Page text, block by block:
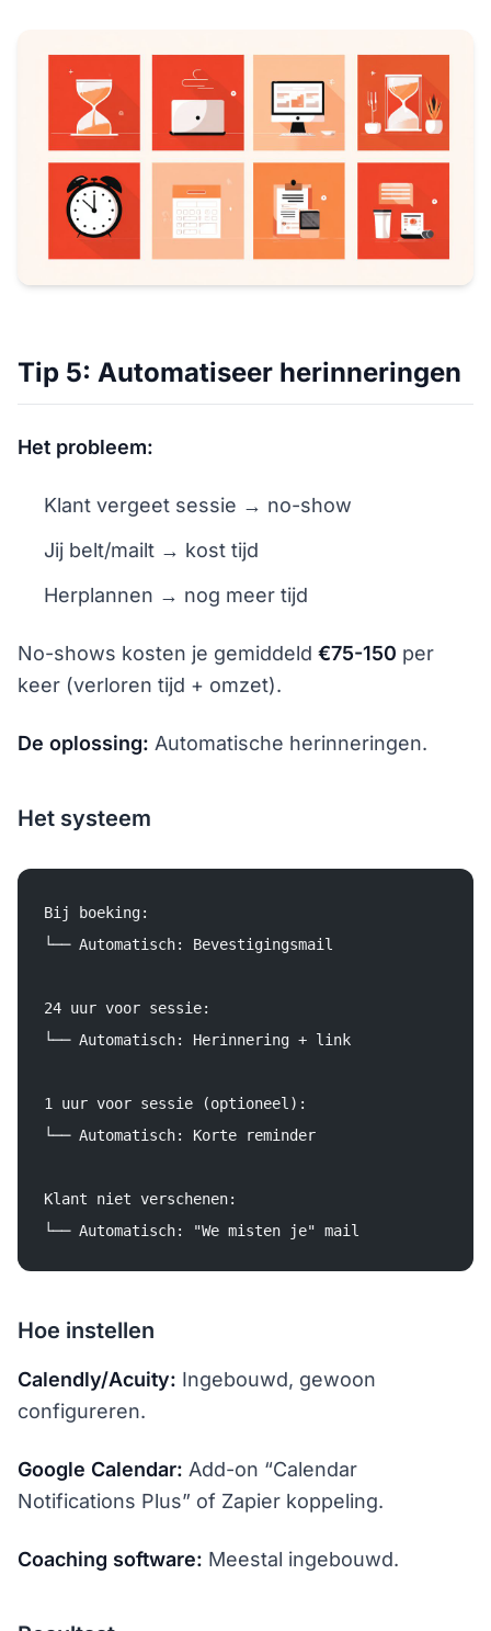
Tip 5: Automatiseer herinneringen
Het probleem:
Klant vergeet sessie → no-show
Jij belt/mailt → kost tijd
Herplannen → nog meer tijd
No-shows kosten je gemiddeld €75-150 per
keer (verloren tijd + omzet).
De oplossing: Automatische herinneringen.
Het systeem
Bij boeking:
└── Automatisch: Bevestigingsmail
24 uur voor sessie:
└── Automatisch: Herinnering + link
1 uur voor sessie (optioneel):
└── Automatisch: Korte reminder
Klant niet verschenen:
└── Automatisch: "We misten je" mail
Hoe instellen
Calendly/Acuity: Ingebouwd, gewoon
configureren.
Google Calendar: Add-on “Calendar
Notifications Plus” of Zapier koppeling.
Coaching software: Meestal ingebouwd.